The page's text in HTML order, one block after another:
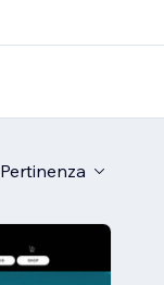
Pertinenza